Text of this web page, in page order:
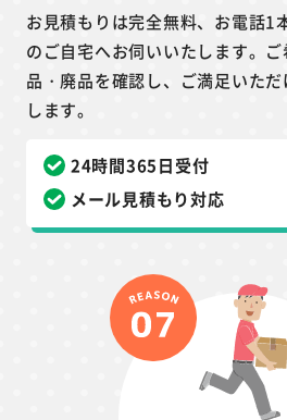
お見積もりは完全無料、お電話1
のご自宅へお伺いいたします。
品・廃品を確認し、ご満足いた
します。
24時間365日受付
メール見積もり対応